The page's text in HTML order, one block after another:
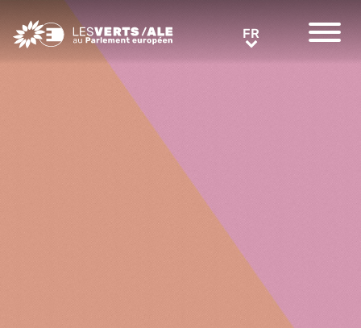
Greens/EFA Home FR